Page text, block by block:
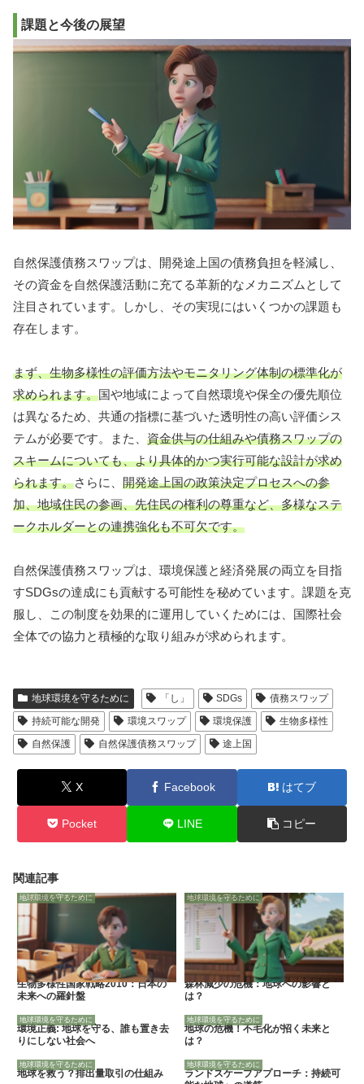
課題と今後の展望
自然保護債務スワップは、開発途上国の債務負担を軽減し、
その資金を自然保護活動に充てる革新的なメカニズムとして
注目されています。しかし、その実現にはいくつかの課題も
存在します。
まず、生物多様性の評価方法やモニタリング体制の標準化が
求められます。国や地域によって自然環境や保全の優先順位
は異なるため、共通の指標に基づいた透明性の高い評価シス
テムが必要です。また、 資金供与の仕組みや債務スワップの
スキームについても、より具体的かつ実行可能な設計が求め
られます。さらに、 開発途上国の政策決定プロセスへの参
加、地域住民の参画、先住民の権利の尊重など、多様なステ
ークホルダーとの連携強化も不可欠です。
自然保護債務スワップは、環境保護と経済発展の両立を目指
すSDGsの達成にも貢献する可能性を秘めています。課題を克
服し、この制度を効果的に運用していくためには、国際社会
全体での協力と積極的な取り組みが求められます。
地球環境を守るために 「し」 SDGs
債務スワップ
持続可能な開発
環境スワップ 環境保護
生物多様性
自然保護
自然保護債務スワップ 途上国
X Facebook はてブ
Pocket LINE コピー
関連記事
地球環境を守るために
生物多様性国家戦略2010：日本の
未来への羅針盤
地球環境を守るために
森林減少の危機：地球への影響と
は？
地球環境を守るために
環境正義: 地球を守る、誰も置き去
りにしない社会へ
地球環境を守るために
地球の危機！不毛化が招く未来と
は？
地球環境を守るために
地球を救う？排出量取引の仕組み
地球環境を守るために
ランドスケープアプローチ：持続可